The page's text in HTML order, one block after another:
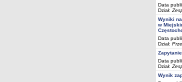
Data
Dział:
Wyniki
w
Data
Dział:
Data
Dział:
Wynik